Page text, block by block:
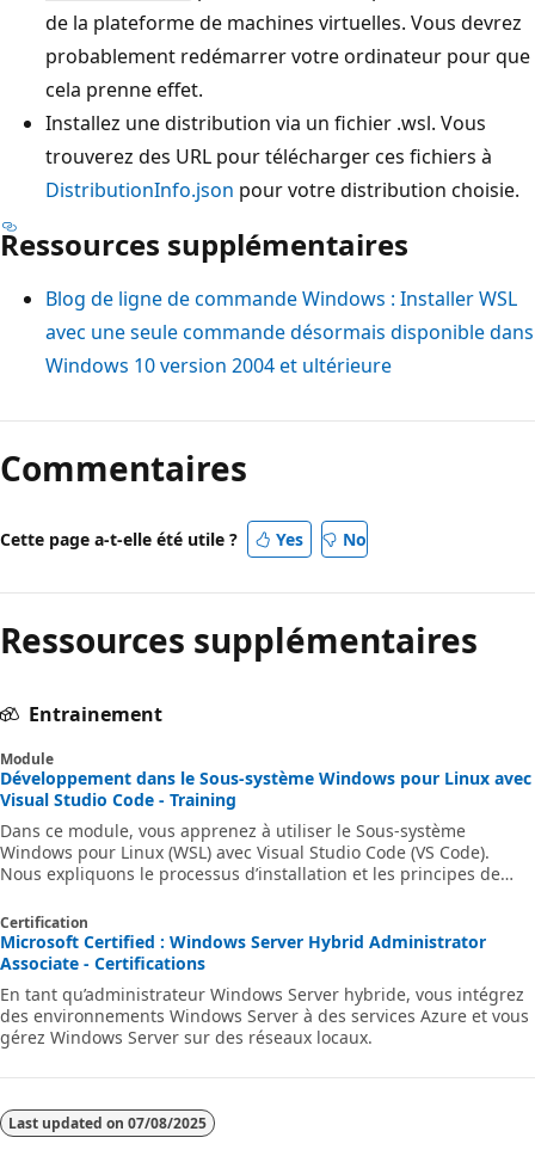
de la plateforme de machines virtuelles. Vous devrez
probablement redémarrer votre ordinateur pour que
cela prenne effet.
Installez une distribution via un fichier .wsl. Vous
trouverez des URL pour télécharger ces fichiers à
DistributionInfo.json pour votre distribution choisie.
Ressources supplémentaires
Blog de ligne de commande Windows : Installer WSL
avec une seule commande désormais disponible dans
Windows 10 version 2004 et ultérieure
Commentaires
Cette page a-t-elle été utile ? Yes No
Ressources supplémentaires
Entrainement
Module
Développement dans le Sous-système Windows pour Linux avec
Visual Studio Code - Training
Dans ce module, vous apprenez à utiliser le Sous-système
Windows pour Linux (WSL) avec Visual Studio Code (VS Code).
Nous expliquons le processus d’installation et les principes de
l’extension Visual Studio Code WSL. Enfin, nous montrons
comment déboguer et exécuter du code Python dans VS Code au
sein de notre environnement WSL.
Certification
Microsoft Certified : Windows Server Hybrid Administrator
Associate - Certifications
En tant qu’administrateur Windows Server hybride, vous intégrez
des environnements Windows Server à des services Azure et vous
gérez Windows Server sur des réseaux locaux.
Last updated on 07/08/2025